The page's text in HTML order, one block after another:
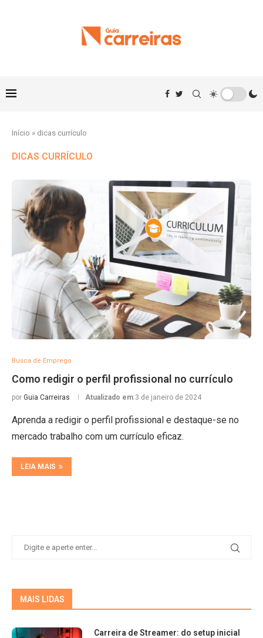
Início » dicas currículo
DICAS CURRÍCULO
Busca de Emprego
Como redigir o perfil profissional no currículo
por Guia Carreiras Atualizado em 3 de janeiro de 2024
Aprenda a redigir o perfil profissional e destaque-se no
mercado trabalho com um currículo eficaz.
LEIA MAIS
MAIS LIDAS
Carreira de Streamer: do setup inicial